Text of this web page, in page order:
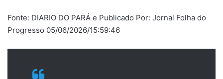
Fonte: DIARIO DO PARÁ e Publicado Por: Jornal Folha do
Progresso 05/06/2026/15:59:46